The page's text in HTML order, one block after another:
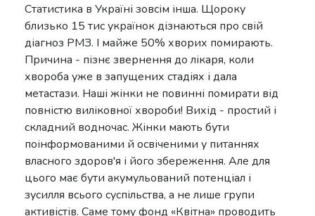
Статистика в Україні зовсім інша. Щороку
близько 15 тис українок дізнаються про свій
діагноз РМЗ. І майже 50% хворих помирають.
Причина - пізнє звернення до лікаря, коли
хвороба уже в запущених стадіях і дала
метастази. Наші жінки не повинні помирати від
повністю виліковної хвороби! Вихід - простий і
складний водночас. Жінки мають бути
поінформованими й освіченими у питаннях
власного здоров'я і його збереження. Але для
цього має бути акумульований потенціал і
зусилля всього суспільства, а не лише групи
активістів. Саме тому фонд «Квітна» проводить